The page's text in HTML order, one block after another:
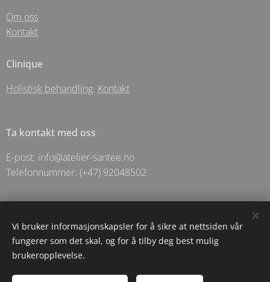
Om oss
Kontakt
Clinique
Holistisk behandling. Kontakt
Ta kontakt med oss
E-post: info@atelier-santee.no
Telefonnummer: (+47) 92048502
© 2025 Holistic Apotechary For Santēe As- Langgata 5 - Sandnes
Informasjonskapsler
Vi bruker informasjonskapsler for å sikre at nettsiden vår
fungerer som det skal, og for å tilby deg best mulig
brukeropplevelse.